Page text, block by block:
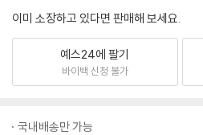
이미 소장하고 있다면 판매해 보세요.
예스24에 팔기
바이백 신청 불가
국내배송만 가능